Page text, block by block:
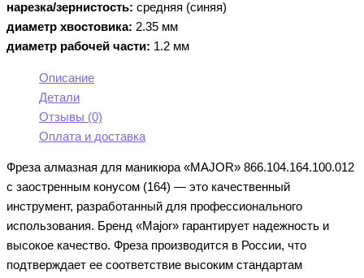
нарезка/зернистость: средняя (синяя)
диаметр хвостовика: 2.35 мм
диаметр рабочей части: 1.2 мм
Описание
Детали
Отзывы (0)
Оплата и доставка
Фреза алмазная для маникюра «MAJOR» 866.104.164.100.012
с заостренным конусом (164) — это качественный
инструмент, разработанный для профессионального
использования. Бренд «Major» гарантирует надежность и
высокое качество. Фреза производится в России, что
подтверждает ее соответствие высоким стандартам